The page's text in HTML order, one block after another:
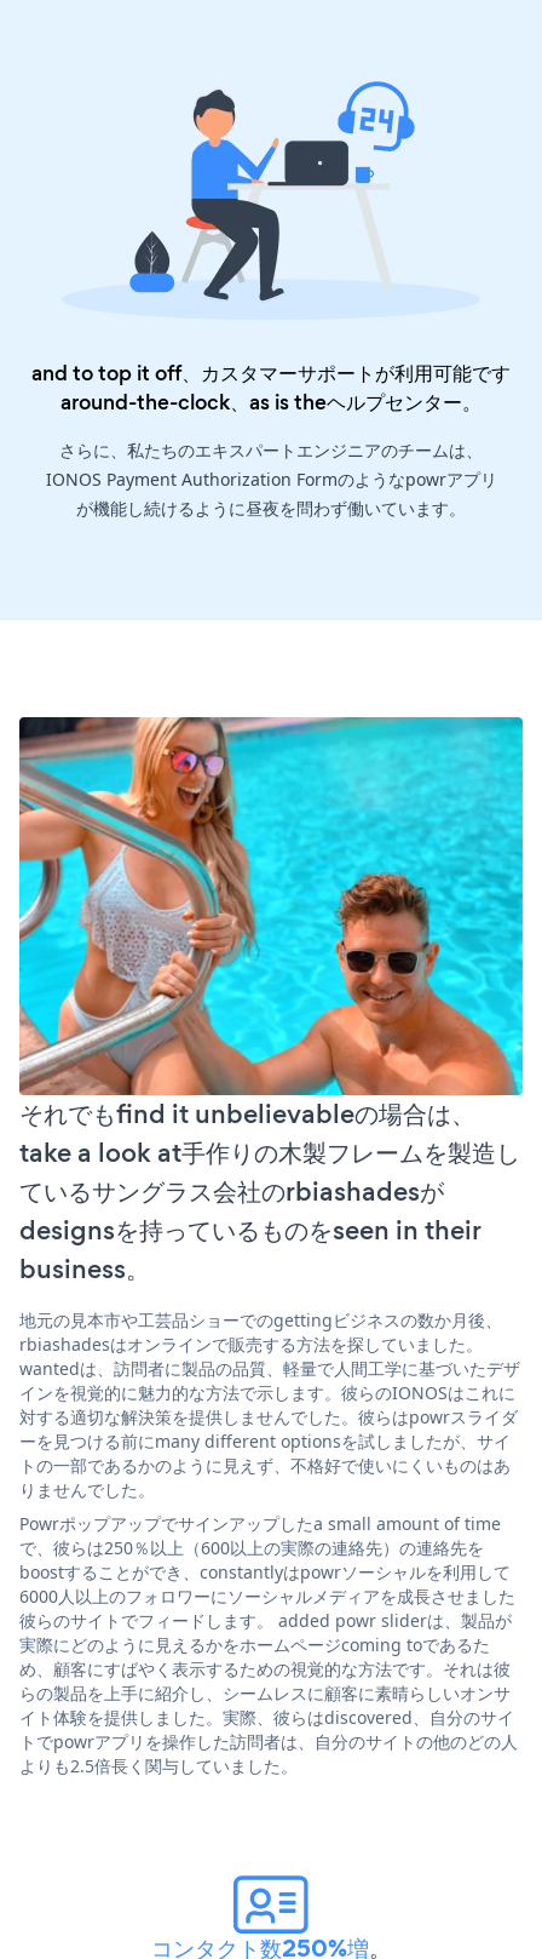
and to top it off、カスタマーサポートが利用可能です
around-the-clock、as is theヘルプセンター。
さらに、私たちのエキスパートエンジニアのチームは、
IONOS Payment Authorization Formのようなpowrアプリ
が機能し続けるように昼夜を問わず働いています。
それでもfind it unbelievableの場合は、
take a look at手作りの木製フレームを製造し
ているサングラス会社のrbiashadesが
designsを持っているものをseen in their
business。
地元の見本市や工芸品ショーでのgettingビジネスの数か月後、
rbiashadesはオンラインで販売する方法を探していました。
wantedは、訪問者に製品の品質、軽量で人間工学に基づいたデザ
インを視覚的に魅力的な方法で示します。彼らのIONOSはこれに
対する適切な解決策を提供しませんでした。彼らはpowrスライダ
ーを見つける前にmany different optionsを試しましたが、サイ
トの一部であるかのように見えず、不格好で使いにくいものはあ
りませんでした。
Powrポップアップでサインアップしたa small amount of time
で、彼らは250％以上（600以上の実際の連絡先）の連絡先を
boostすることができ、constantlyはpowrソーシャルを利用して
6000人以上のフォロワーにソーシャルメディアを成長させました
彼らのサイトでフィードします。 added powr sliderは、製品が
実際にどのように見えるかをホームページcoming toであるた
め、顧客にすばやく表示するための視覚的な方法です。それは彼
らの製品を上手に紹介し、シームレスに顧客に素晴らしいオンサ
イト体験を提供しました。実際、彼らはdiscovered、自分のサイ
トでpowrアプリを操作した訪問者は、自分のサイトの他のどの人
よりも2.5倍長く関与していました。
コンタクト数250%増。